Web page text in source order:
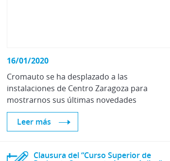
16/01/2020
Cromauto se ha desplazado a las
instalaciones de Centro Zaragoza para
mostrarnos sus últimas novedades
Leer más
Clausura del “Curso Superior de